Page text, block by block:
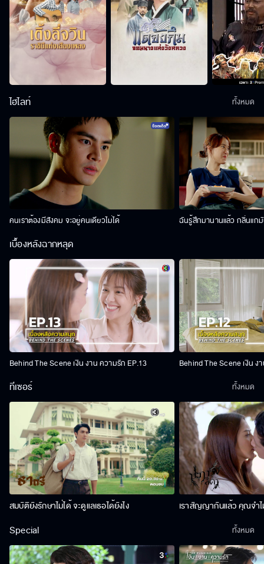
ไฮไลท์
คนเราต้องมีสังคม จะอยู่คนเดียวไม่ได้ ฉันรู้สึกมานานแล้ว กลิ่นแก
ทั้งหมด
เบื้องหลังฉากหลุด
Behind The Scene เงิน งาน ความรัก EP.13 Behind The Scene เงิน ง
ทีเซอร์
สมบัติยังรักษาไม่ได้ จะดูแลเธอได้ยังไง เราสัญญากันแล้ว คุณจำไ
ทั้งหมด
Special ทั้งหมด